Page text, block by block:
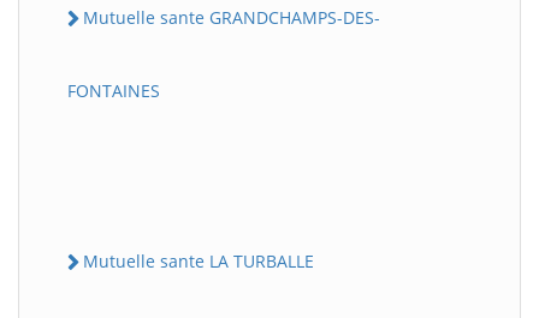
Mutuelle sante GRANDCHAMPS-DES-
FONTAINES
Mutuelle sante LA TURBALLE